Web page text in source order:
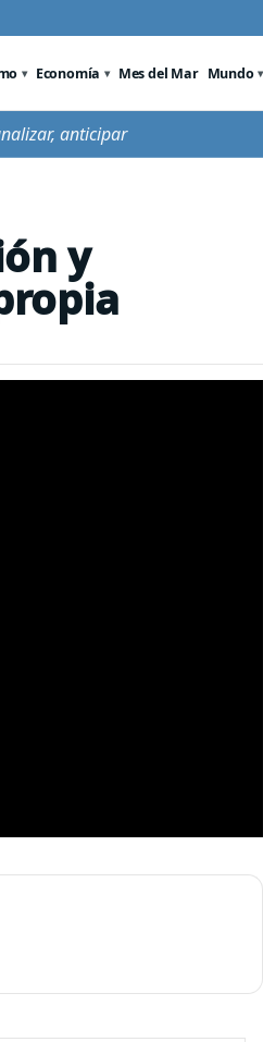
Economía Mes del Mar Mundo
anticipar
y